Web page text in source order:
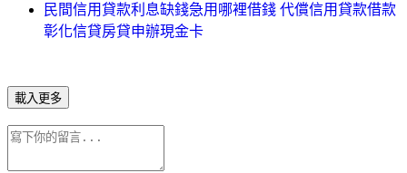
民間信用貸款利息缺錢急用哪裡借錢 代償信用貸款借款
彰化信貸房貸申辦現金卡
載入更多